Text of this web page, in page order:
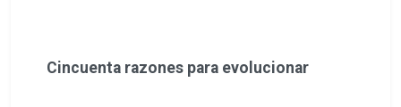
Cincuenta razones para evolucionar